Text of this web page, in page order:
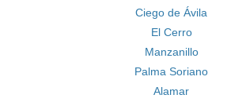
Ciego de Ávila
El Cerro
Manzanillo
Palma Soriano
Alamar